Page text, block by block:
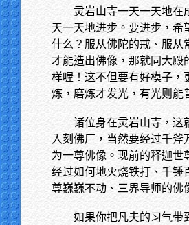
灵岩山寺一天一天地在
天一天地进步。要进步，希
什么？服从佛陀的戒、服从
才能造出佛像，那就同大殿
样喔！这不但要有好模子，
炼，磨炼才发光，有光则能
诸位身在灵岩山寺，这
入刻佛厂，当然要经过千斧
为一尊佛像。现前的释迦世
经过如何地火烧铁打、千锤
尊巍巍不动、三界导师的佛
如果你把凡夫的习气带